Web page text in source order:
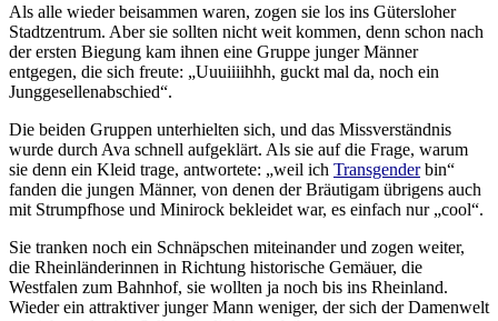
Als alle wieder beisammen waren, zogen sie los ins Gütersloher
Stadtzentrum. Aber sie sollten nicht weit kommen, denn schon nach
der ersten Biegung kam ihnen eine Gruppe junger Männer
entgegen, die sich freute: „Uuuiiiihhh, guckt mal da, noch ein
Junggesellenabschied“.
Die beiden Gruppen unterhielten sich, und das Missverständnis
wurde durch Ava schnell aufgeklärt. Als sie auf die Frage, warum
sie denn ein Kleid trage, antwortete: „weil ich Transgenderbin“
fanden die jungen Männer, von denen der Bräutigam übrigens auch
mit Strumpfhose und Minirock bekleidet war, es einfach nur „cool“.
Sie tranken noch ein Schnäpschen miteinander und zogen weiter,
die Rheinländerinnen in Richtung historische Gemäuer, die
Westfalen zum Bahnhof, sie wollten ja noch bis ins Rheinland.
Wieder ein attraktiver junger Mann weniger, der sich der Damenwelt